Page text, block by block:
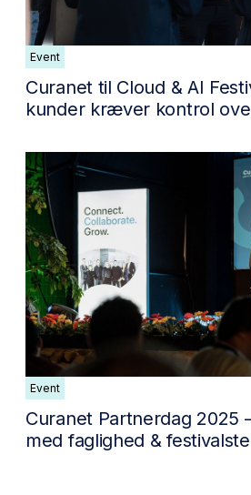
Event
Curanet til Cloud & AI
kunder kræver kontrol
Event
Curanet Partnerdag 2025
med faglighed &